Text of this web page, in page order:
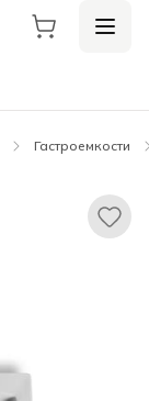
Гастроемкости